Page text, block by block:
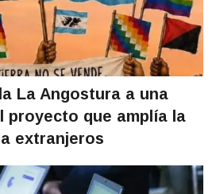
La Angostura a una
proyecto que amplía la
extranjeros